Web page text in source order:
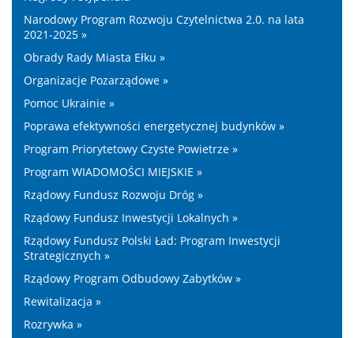
Narodowy Program Rozwoju Czytelnictwa 2.0. na lata
2021-2025 »
Obrady Rady Miasta Ełku »
Organizacje Pozarządowe »
Pomoc Ukrainie »
Poprawa efektywności energetycznej budynków »
Program Priorytetowy Czyste Powietrze »
Program WIADOMOŚCI MIEJSKIE »
Rządowy Fundusz Rozwoju Dróg »
Rządowy Fundusz Inwestycji Lokalnych »
Rządowy Fundusz Polski Ład: Program Inwestycji
Strategicznych »
Rządowy Program Odbudowy Zabytków »
Rewitalizacja »
Rozrywka »